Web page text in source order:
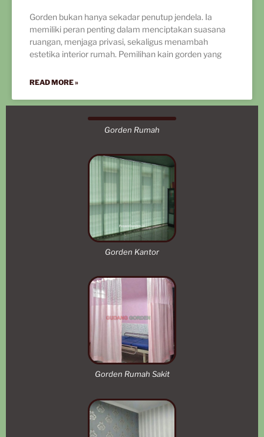
Gorden bukan hanya sekadar penutup jendela. Ia
memiliki peran penting dalam menciptakan suasana
ruangan, menjaga privasi, sekaligus menambah
estetika interior rumah. Pemilihan kain gorden yang
READ MORE »
Gorden Rumah
Gorden Kantor
Gorden Rumah Sakit